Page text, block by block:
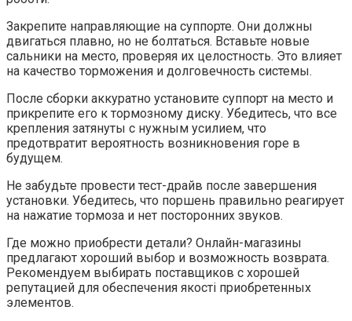
Закрепите направляющие на суппорте. Они должны
двигаться плавно, но не болтаться. Вставьте новые
сальники на место, проверяя их целостность. Это влияет
на качество торможения и долговечность системы.
После сборки аккуратно установите суппорт на место и
прикрепите его к тормозному диску. Убедитесь, что все
крепления затянуты с нужным усилием, что
предотвратит вероятность возникновения горе в
будущем.
Не забудьте провести тест-драйв после завершения
установки. Убедитесь, что поршень правильно реагирует
на нажатие тормоза и нет посторонних звуков.
Где можно приобрести детали? Онлайн-магазины
предлагают хороший выбор и возможность возврата.
Рекомендуем выбирать поставщиков с хорошей
репутацией для обеспечения якості приобретенных
элементов.